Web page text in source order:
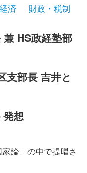
経済
財政・税制
HS政経塾部
支部長 吉井と
想
論」の中で提唱さ